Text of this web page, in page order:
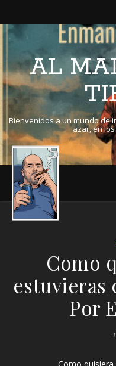
AL
Bienvenidos a un mundo de
azar, en
Como
estuvieras
Por